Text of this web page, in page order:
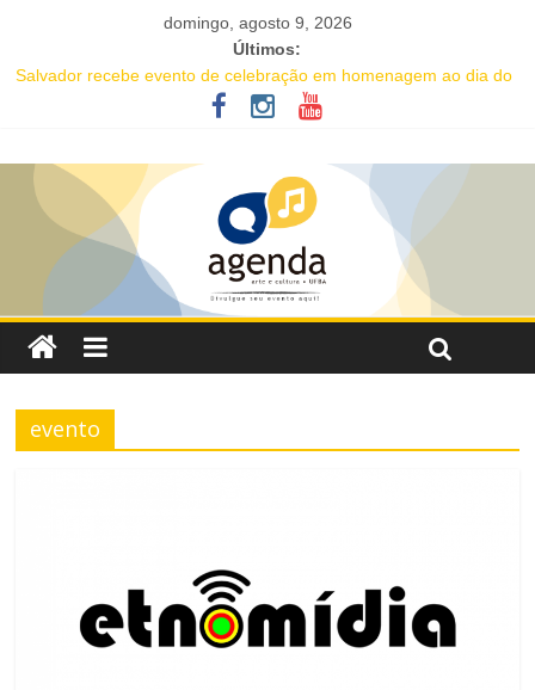
domingo, agosto 9, 2026
Últimos:
Salvador recebe evento de celebração em homenagem ao dia do
16ª Jornada de Dança da Bahia leva formação e espetáculo
gratuitos a quatro cidades brasileiras
IC Encontro de Artes traz Renata Carvalho com seu “Manifesto
Transpofágico” a Salvador
Música e solidariedade se unem em concerto do Coral Ecumênico
da Bahia na Flipelô
evento